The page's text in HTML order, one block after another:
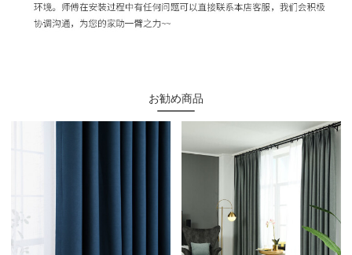
お勧め商品